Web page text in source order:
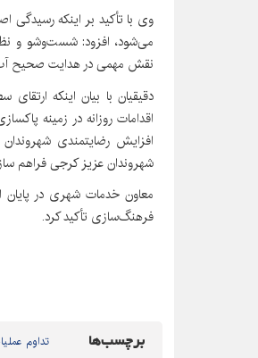
وی با تأکید بر اینکه
می‌شود، افزود: شست‌وشو و
نقش مهمی در هدایت صحیح
دقیقیان با بیان اینکه
اقدامات روزانه در زمینه
افزایش رضایتمندی
شهروندان عزیز کرجی فراهم
معاون خدمات شهری در پایان
فرهنگ‌سازی تأکید کرد.
برچسب‌ها تداوم